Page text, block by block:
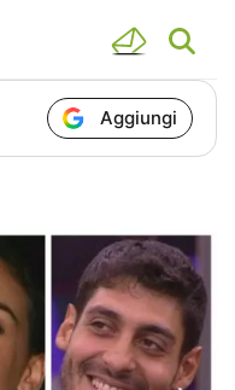
Aggiungi